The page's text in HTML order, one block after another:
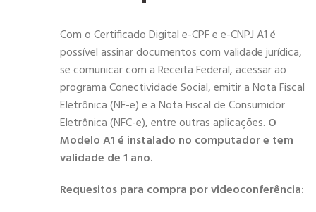
Com o Certificado Digital e-CPF e e-CNPJ A1 é
possível assinar documentos com validade jurídica,
se comunicar com a Receita Federal, acessar ao
programa Conectividade Social, emitir a Nota Fiscal
Eletrônica (NF-e) e a Nota Fiscal de Consumidor
Eletrônica (NFC-e), entre outras aplicações. O
Modelo A1 é instalado no computador e tem
validade de 1 ano.
Requesitos para compra por videoconferência: